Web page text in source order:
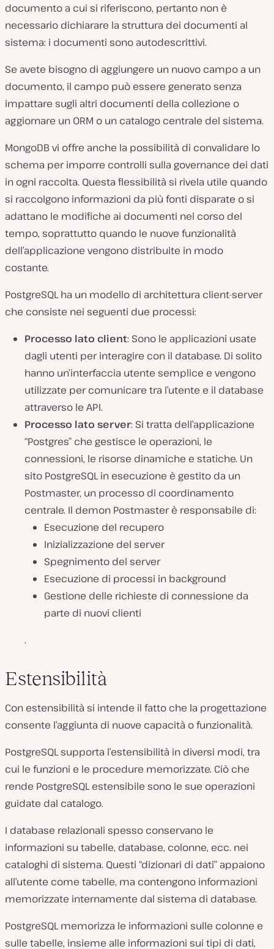
documento a cui si riferiscono, pertanto non è
necessario dichiarare la struttura dei documenti al
sistema: i documenti sono autodescrittivi.
Se avete bisogno di aggiungere un nuovo campo a un
documento, il campo può essere generato senza
impattare sugli altri documenti della collezione o
aggiornare un ORM o un catalogo centrale del sistema.
MongoDB vi offre anche la possibilità di convalidare lo
schema per imporre controlli sulla governance dei dati
in ogni raccolta. Questa flessibilità si rivela utile quando
si raccolgono informazioni da più fonti disparate o si
adattano le modifiche ai documenti nel corso del
tempo, soprattutto quando le nuove funzionalità
dell’applicazione vengono distribuite in modo
costante.
PostgreSQL ha un modello di architettura client-server
che consiste nei seguenti due processi:
Processo lato client: Sono le applicazioni usate
dagli utenti per interagire con il database. Di solito
hanno un’interfaccia utente semplice e vengono
utilizzate per comunicare tra l’utente e il database
attraverso le API.
Processo lato server: Si tratta dell’applicazione
“Postgres” che gestisce le operazioni, le
connessioni, le risorse dinamiche e statiche. Un
sito PostgreSQL in esecuzione è gestito da un
Postmaster, un processo di coordinamento
centrale. Il demon Postmaster è responsabile di:
Esecuzione del recupero
Inizializzazione del server
Spegnimento del server
Esecuzione di processi in background
Gestione delle richieste di connessione da
parte di nuovi clienti
.
Estensibilità
Con estensibilità si intende il fatto che la progettazione
consente l’aggiunta di nuove capacità o funzionalità.
PostgreSQL supporta l’estensibilità in diversi modi, tra
cui le funzioni e le procedure memorizzate. Ciò che
rende PostgreSQL estensibile sono le sue operazioni
guidate dal catalogo.
I database relazionali spesso conservano le
informazioni su tabelle, database, colonne, ecc. nei
cataloghi di sistema. Questi “dizionari di dati” appaiono
all’utente come tabelle, ma contengono informazioni
memorizzate internamente dal sistema di database.
PostgreSQL memorizza le informazioni sulle colonne e
sulle tabelle, insieme alle informazioni sui tipi di dati,